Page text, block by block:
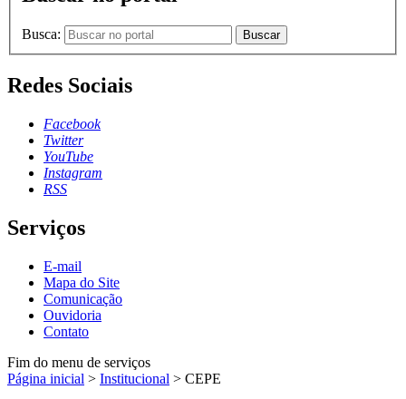
Busca: Buscar
Redes Sociais
Facebook
Twitter
YouTube
Instagram
RSS
Serviços
E-mail
Mapa do Site
Comunicação
Ouvidoria
Contato
Fim do menu de serviços
Página inicial > Institucional > CEPE